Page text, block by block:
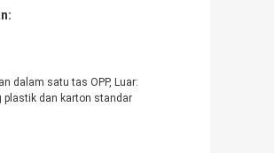
dalam satu tas OPP, Luar:
plastik dan karton standar